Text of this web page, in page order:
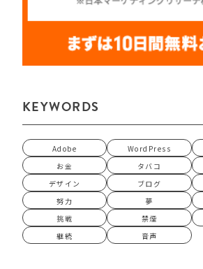
KEYWORDS
Adobe WordPress
お金
タバコ
デザイン
ブログ
努力
夢
挑戦
禁煙
継続
音声